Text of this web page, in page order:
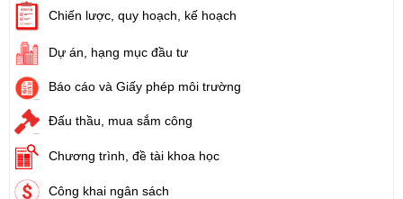
Chiến lược, quy hoạch, kế hoạch
Dự án, hạng mục đầu tư
Báo cáo và Giấy phép môi trường
Đấu thầu, mua sắm công
Chương trình, đề tài khoa học
Công khai ngân sách